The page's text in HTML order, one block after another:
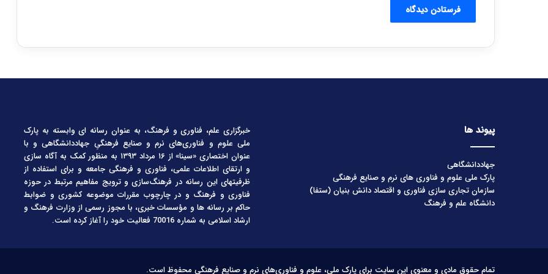
پیوند ها
جهاددانشگاهی
پارک ملی علوم و فناوری های نرم و صنایع فرهنگی
سازمان تجاری سازی فناوری و اقتصاد دانش بنیان (ستفا)
دانشگاه علم و فرهنگ
خبرگزاری علم، فناوری و فرهنگ، به عنوان رسانه ای وابسته به پارک
ملی علوم و فناوری‌های نرم و صنایع فرهنگیِ جهاددانشگاهی و با
عنوان اختصاری «سینا» از ۱۶ مرداد ۱۳۹۳ به منظور کمک به آگاه سازی
و ارتقای اطلاعات علمی، فناوری و فرهنگی جامعه و برای استفاده از
ظرفیتهای این رسانه در فرهنگ‌سازی و ترویج مفاهیم مرتبط در حوزه
فناوری و فرهنگ و در چارچوب مقررات موضوعه کشوری و ضوابط
حاکم بر رسانه ها و مؤسسات خبری، با مجوز رسمی از وزارت فرهنگ و
ارشاد اسلامی به شماره 70016 فعالیت خود را آغاز کرده است.
تمام حقوق مادی و معنوی این سایت برای پارک ملی، علوم و فناوری‌های نرم و صنایع فرهنگی محفوظ است.